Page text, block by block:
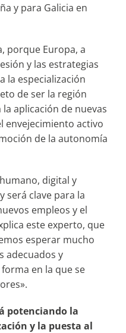
y para Galicia en
porque Europa, a
y las estrategias
la especialización
de ser la región
aplicación de nuevas
envejecimiento activo
de la autonomía
digital y
será clave para la
empleos y el
este experto, que
esperar mucho
adecuados y
en la que se
potenciando la
y la puesta al